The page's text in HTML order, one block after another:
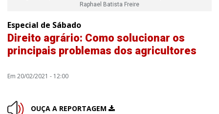
Raphael Batista Freire
Especial de Sábado
Direito agrário: Como solucionar os
principais problemas dos agricultores
Em 20/02/2021 - 12:00
OUÇA A REPORTAGEM